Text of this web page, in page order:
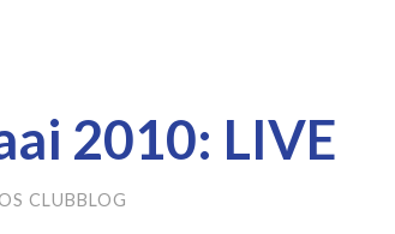
2010: LIVE
CLUBBLOG